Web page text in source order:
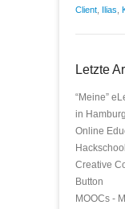
Client Ilias
Letzte
“Meine”
in Hamburg
Online
Creative
Button
MOOCs -